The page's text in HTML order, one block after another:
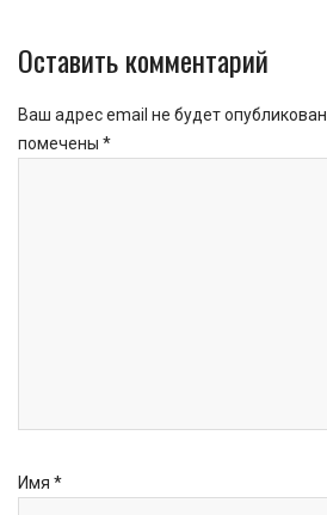
Оставить комментарий
Ваш адрес email не будет опубликован.
помечены *
Имя *